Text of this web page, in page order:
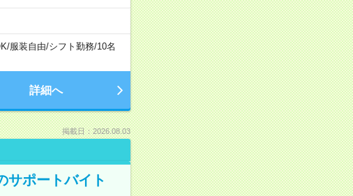
/服装自由/シフト勤務/10名
詳細へ
掲載日：2026.08.03
サポートバイト